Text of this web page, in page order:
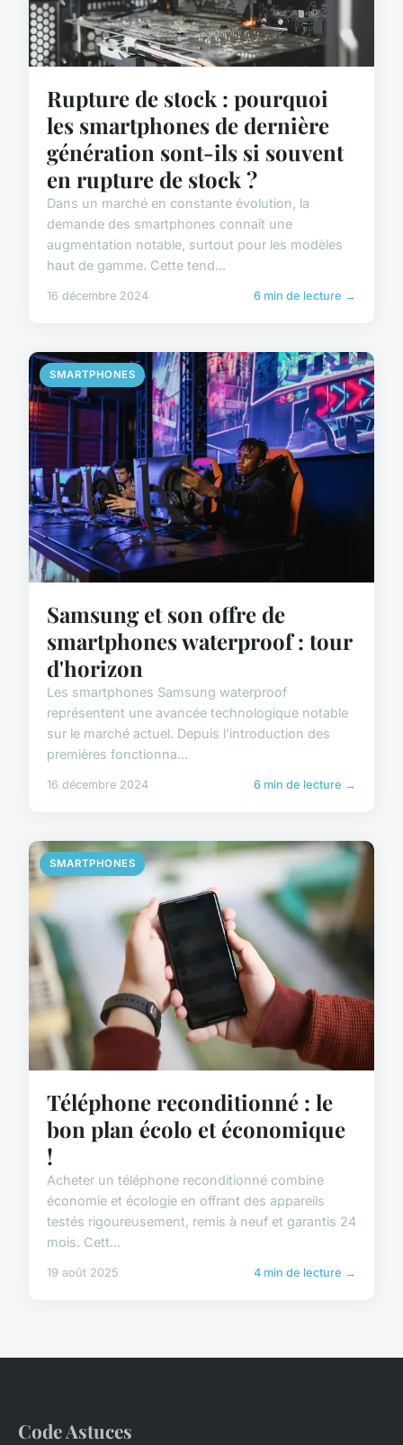
Rupture de stock : pourquoi
les smartphones de dernière
génération sont-ils si souvent
en rupture de stock ?
Dans un marché en constante évolution, la
demande des smartphones connaît une
augmentation notable, surtout pour les modèles
haut de gamme. Cette tend...
16 décembre 2024 6 min de lecture →
SMARTPHONES
Samsung et son offre de
smartphones waterproof : tour
d'horizon
Les smartphones Samsung waterproof
représentent une avancée technologique notable
sur le marché actuel. Depuis l'introduction des
premières fonctionna...
16 décembre 2024 6 min de lecture →
SMARTPHONES
Téléphone reconditionné : le
bon plan écolo et économique
!
Acheter un téléphone reconditionné combine
économie et écologie en offrant des appareils
testés rigoureusement, remis à neuf et garantis 24
mois. Cett...
19 août 2025 4 min de lecture →
Code Astuces